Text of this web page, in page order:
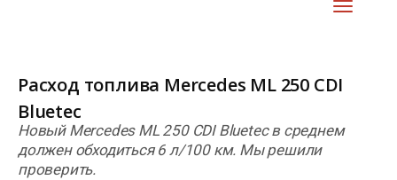
Расход топлива Mercedes ML 250 CDI
Bluetec
Новый Mercedes ML 250 CDI Bluetec в среднем
должен обходиться 6 л/100 км. Мы решили
проверить.